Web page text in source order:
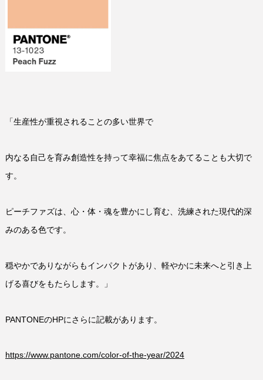
「生産性が重視されることの多い世界で
内なる自己を育み創造性を持って幸福に焦点をあてることも大切で
す。
ピーチファズは、心・体・魂を豊かにし育む、洗練された現代的深
みのある色です。
穏やかでありながらもインパクトがあり、軽やかに未来へと引き上
げる喜びをもたらします。」
PANTONEのHPにさらに記載があります。
https://www.pantone.com/color-of-the-year/2024